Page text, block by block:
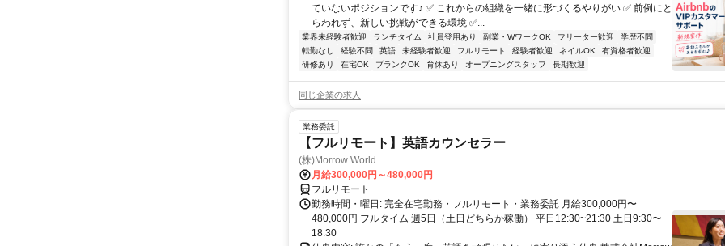
ていないポジションです♪ ✅ これからの組織を一緒に形づくるやりがい ✅ 前例にと
らわれず、新しい挑戦ができる環境 ✅...
業界未経験者歓迎 ランチタイム 社員登用あり 副業・WワークOK フリーター歓迎
学歴不問
転勤なし
経験不問 英語 未経験者歓迎 フルリモート 経験者歓迎 ネイルOK
有資格者歓迎
研修あり
在宅OK ブランクOK 育休あり オープニングスタッフ 長期歓迎
同じ企業の求人
業務委託
【フルリモート】英語カウンセラー
(株)Morrow World
月給300,000円～480,000円
フルリモート
勤務時間・曜日: 完全在宅勤務・フルリモート・業務委託 月給300,000円〜
480,000円 フルタイム 週5日（土日どちらか稼働） 平日12:30~21:30 土日9:30〜
18:30